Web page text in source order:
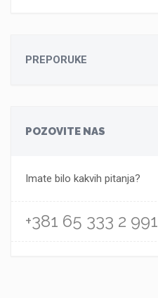
PREPORUKE
POZOVITE NAS
Imate bilo kakvih pitanja?
+381 65 333 2 991